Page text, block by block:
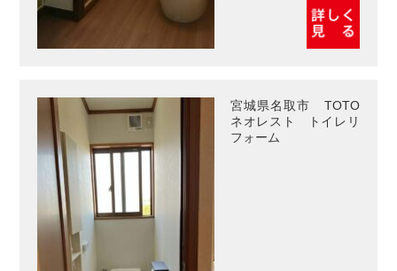
宮城県名取市 TOTO
ネオレスト トイレリ
フォーム